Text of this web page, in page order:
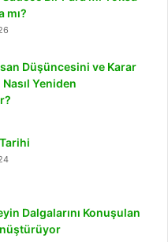
mı?
Düşüncesini ve Karar
Yeniden
Dalgalarını Konuşulan